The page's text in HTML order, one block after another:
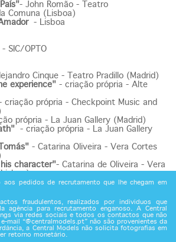
- John Romão - Teatro
Comuna (Lisboa)
- Lisboa
- SIC/OPTO
Cinque - Teatro Pradillo (Madrid)
experience" - criação própria - Alte
criação própria - Checkpoint Music and
própria - La Juan Gallery (Madrid)
- criação própria - La Juan Gallery
- Catarina Oliveira - Vera Cortes
character"- Catarina de Oliveira - Vera
- Instituto de la Voz y la Palabra (Madrid)
- Trinity Laban Conservatoire for Music &
Cinema- Central del Cine (Madrid)
Interpretação- Estudio Corazza (Madrid)
pedidos de recrutamento que lhe chegam em
fraudulentos, realizados por indivíduos que
agência para recrutamento enganoso. A Central
via redes sociais e todos os contactos que não
mail “@centralmodels.pt” não são provenientes da
a Central Models não solicita fotografias em
retorno monetário.